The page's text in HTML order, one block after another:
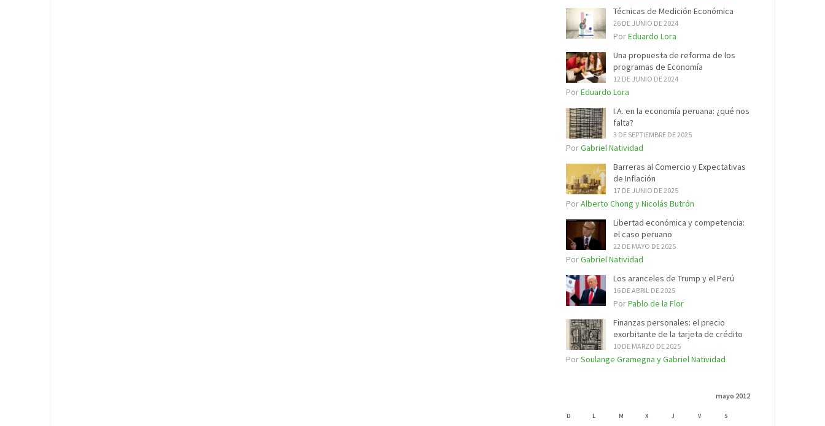
Técnicas de Medición Económica
26 DE JUNIO DE 2024
PorEduardo Lora
Una propuesta de reforma de los
programas de Economía
12 DE JUNIO DE 2024
PorEduardo Lora
I.A. en la economía peruana: ¿qué nos
falta?
3 DE SEPTIEMBRE DE 2025
PorGabriel Natividad
Barreras al Comercio y Expectativas
de Inflación
17 DE JUNIO DE 2025
PorAlberto Chong y Nicolás Butrón
Libertad económica y competencia:
el caso peruano
22 DE MAYO DE 2025
PorGabriel Natividad
Los aranceles de Trump y el Perú
16 DE ABRIL DE 2025
PorPablo de la Flor
Finanzas personales: el precio
exorbitante de la tarjeta de crédito
10 DE MARZO DE 2025
PorSoulange Gramegna y Gabriel Natividad
mayo 2012
D L M X J V S